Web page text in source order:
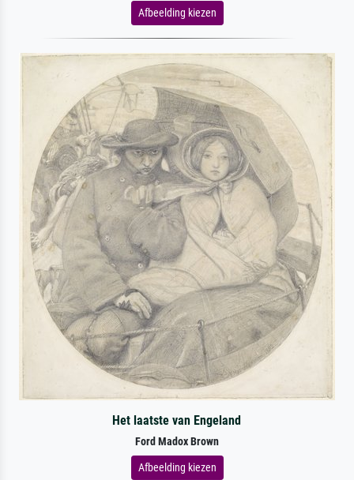
Afbeelding kiezen
Het laatste van Engeland
Ford Madox Brown
Afbeelding kiezen